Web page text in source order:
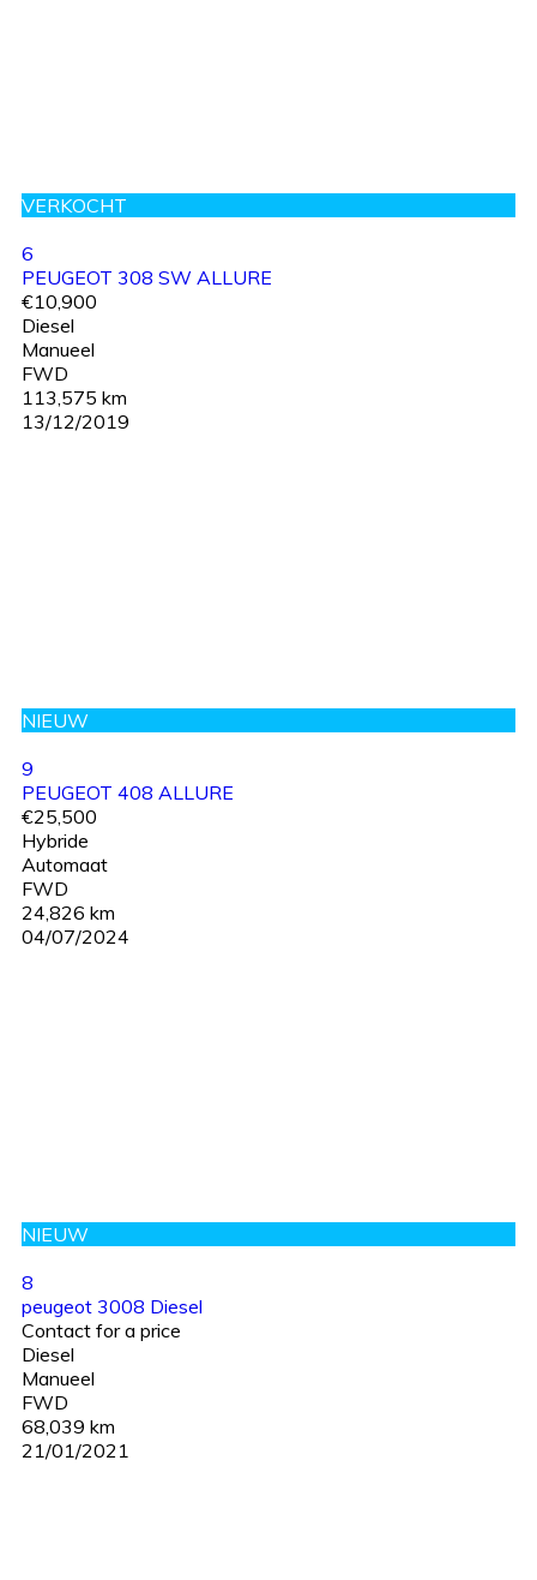
VERKOCHT
6
PEUGEOT 308 SW ALLURE
€10,900
Diesel
Manueel
FWD
113,575 km
13/12/2019
NIEUW
9
PEUGEOT 408 ALLURE
€25,500
Hybride
Automaat
FWD
24,826 km
04/07/2024
NIEUW
8
peugeot 3008 Diesel
Contact for a price
Diesel
Manueel
FWD
68,039 km
21/01/2021